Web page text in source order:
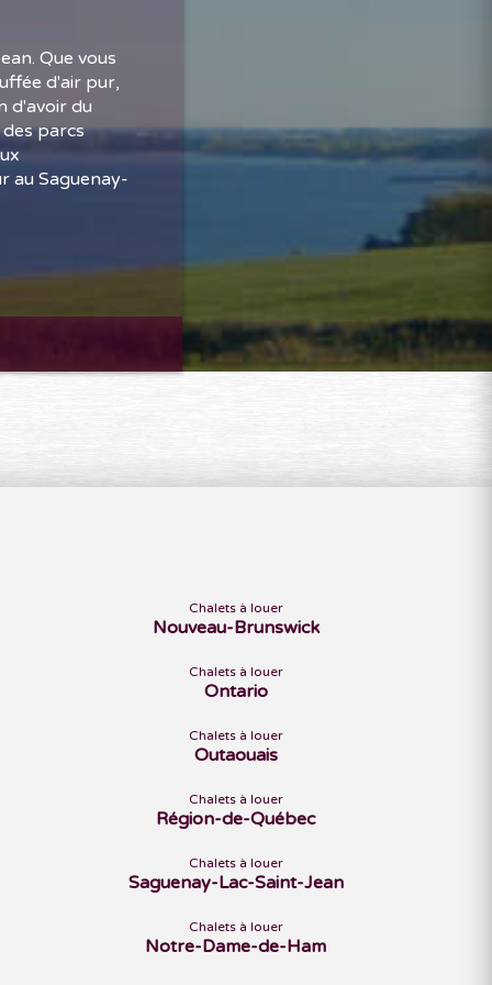
Que vous
d'air pur,
d'avoir du
parcs
au Saguenay-
Chalets à louer
Nouveau-Brunswick
Chalets à louer
Ontario
Chalets à louer
Outaouais
Chalets à louer
Région-de-Québec
Chalets à louer
Saguenay-Lac-Saint-Jean
Chalets à louer
Notre-Dame-de-Ham